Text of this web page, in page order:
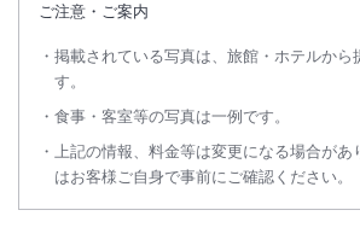
ご注意・ご案内
掲載されている写真は、旅館・ホテルから
す。
食事・客室等の写真は一例です。
上記の情報、料金等は変更になる場合が
はお客様ご自身で事前にご確認ください。